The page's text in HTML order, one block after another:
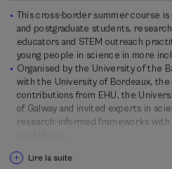
This cross-border summer course
and postgraduate students,
educators and STEM outreach
young people in science in more
Organised by the University of the
with the University of Bordeaux,
contributions from EHU, the
of Galway and invited experts in
research-informed frameworks
Participants will explore how young
confidence and aspirations in STEM
Lire la suite